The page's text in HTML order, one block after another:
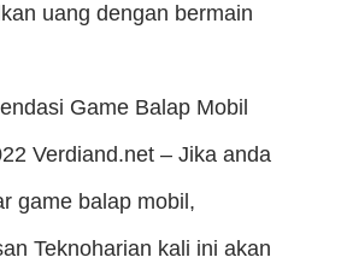
uang dengan bermain
Game Balap Mobil
Verdiand.net – Jika anda
game balap mobil,
Teknoharian kali ini akan